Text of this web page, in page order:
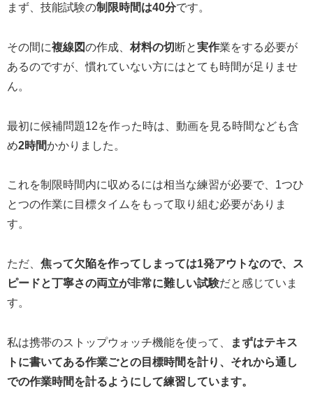
まず、技能試験の制限時間は40分です。
その間に複線図の作成、 材料の切 断と実作業をする必要が
あるのですが、慣れていない方にはとても時間が足りませ
ん。
最初に候補問題12を作った時は、動画を見る時間なども含
め2時間かかりました。
これを制限時間内に収めるには相当な練習が必要で、1つひ
とつの作業に目標タイムをもって取り組む必要がありま
す。
ただ、 焦って欠陥を作ってしまっては1発アウトなので、ス
ピードと丁寧さの両立が非常に難しい試験だと感じていま
す。
私は携帯のストップウォッチ機能を使って、
まずはテキス
トに書いてある作業ごとの目標時間を計り、それから通し
での作業時間を計るようにして練習しています。